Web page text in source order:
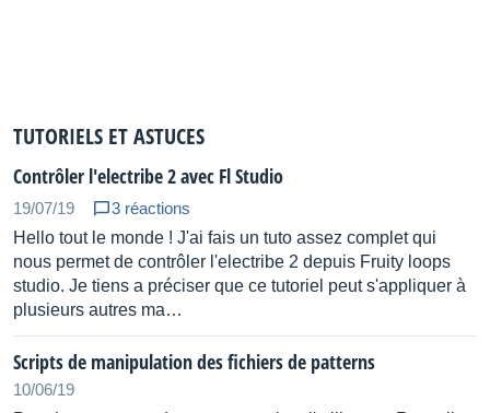
USB : Type micro B
External storage device
SD Card (More than 1GB), SDHC Card (Up to 32GB)
Power Supply
Battery Life: Approximately 5 hours (POWER SAVING:
TUTORIELS ET ASTUCES
Contrôler l'electribe 2 avec Fl Studio
19/07/19
3 réactions
Hello tout le monde ! J'ai fais un tuto assez complet qui
nous permet de contrôler l'electribe 2 depuis Fruity loops
studio. Je tiens a préciser que ce tutoriel peut s'appliquer à
plusieurs autres ma…
Scripts de manipulation des fichiers de patterns
10/06/19